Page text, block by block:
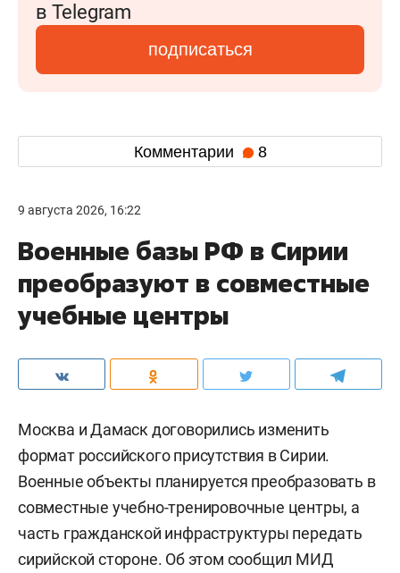
в Telegram
подписаться
Комментарии 8
9 августа 2026, 16:22
Военные базы РФ в Сирии
преобразуют в совместные
учебные центры
Москва и Дамаск договорились изменить
формат российского присутствия в Сирии.
Военные объекты планируется преобразовать в
совместные учебно-тренировочные центры, а
часть гражданской инфраструктуры передать
сирийской стороне. Об этом сообщил МИД